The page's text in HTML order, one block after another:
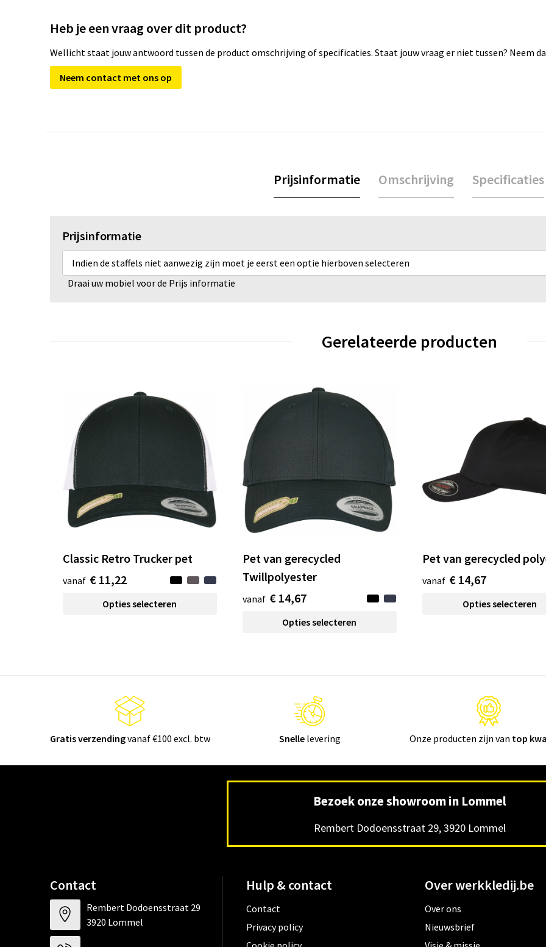
Heb je een vraag over dit product?
Wellicht staat jouw antwoord tussen de product omschrijving of specificaties. Staat jouw vraag er niet tussen? Neem
Neem contact met ons op
Prijsinformatie Omschrijving Specificaties
Prijsinformatie
Indien de staffels niet aanwezig zijn moet je eerst een optie hierboven selecteren
Draai uw mobiel voor de Prijs informatie
Gerelateerde producten
Classic Retro Trucker pet
vanaf € 11,22
Opties selecteren
Pet van gerecycled
Twillpolyester
vanaf € 14,67
Opties selecteren
Pet van gerecycled
vanaf € 14,67
Opties selecteren
Gratis verzendingvanaf €100 excl. btw Snellelevering Onze producten zijn van top
Bezoek onze showroom in Lommel
Rembert Dodoensstraat 29, 3920 Lommel
Contact
Rembert Dodoensstraat 29
3920 Lommel
Hulp & contact
Contact
Privacy policy
Over werkkledij.be
Over ons
Nieuwsbrief